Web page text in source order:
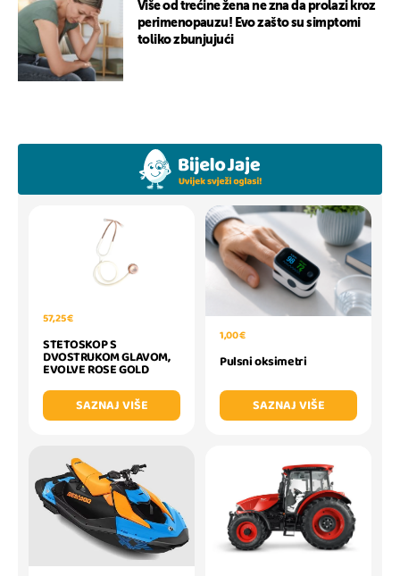
Više od trećine žena ne zna da prolazi kroz
perimenopauzu! Evo zašto su simptomi
toliko zbunjujući
57,25 €
STETOSKOP S
DVOSTRUKOM GLAVOM,
EVOLVE ROSE GOLD
SAZNAJ VIŠE
1,00 €
Pulsni oksimetri
SAZNAJ VIŠE